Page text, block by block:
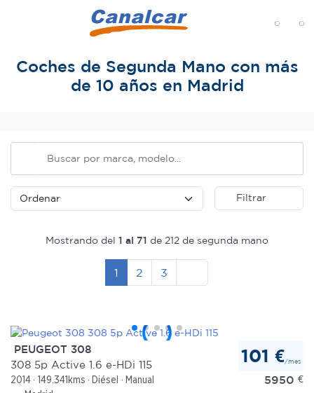
Coches de Segunda Mano con más
de 10 años en Madrid
Filtrar
Mostrando del 1 al 71 de 212 de segunda mano
1 2 3
PEUGEOT 308
308 5p Active 1.6 e-HDi 115
2014 149.341kms Diésel
Manual
101 €/mes
5950 €